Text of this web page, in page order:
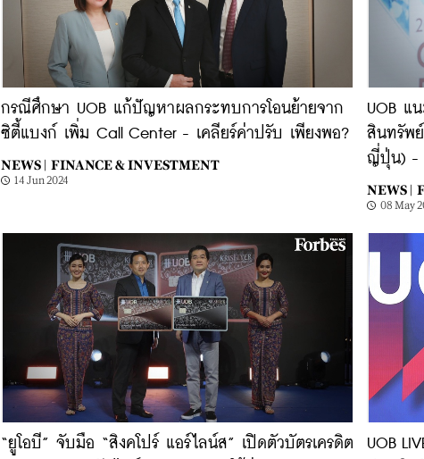
กรณีศึกษา UOB แก้ปัญหาผลกระทบการโอนย้ายจาก
ซิตี้แบงก์ เพิ่ม Call Center - เคลียร์ค่าปรับ เพียงพอ?
NEWS | FINANCE & INVESTMENT
14 Jun 2024
UOB แ
สินทรัพ
ญี่ปุ่น) -
NEWS |
08 May
“ยูโอบี” จับมือ “สิงคโปร์ แอร์ไลน์ส” เปิดตัวบัตรเครดิต
UOB